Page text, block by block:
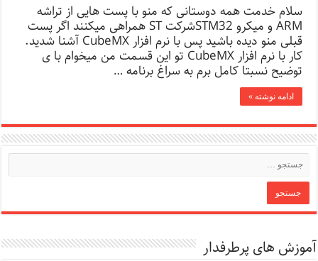
سلام خدمت همه دوستانی که منو با پست هایی از تراشه
ARM و میکرو STM32شرکت ST همراهی میکنند اگر پست
قبلی منو دیده باشید پس با نرم افزار CubeMX آشنا شدید.
کار با نرم افزار CubeMX تو این قسمت من میخوام با ی
توضیح نسبتا کامل برم به سراغ برنامه …
ادامه نوشته »
آموزش های پرطرفدار